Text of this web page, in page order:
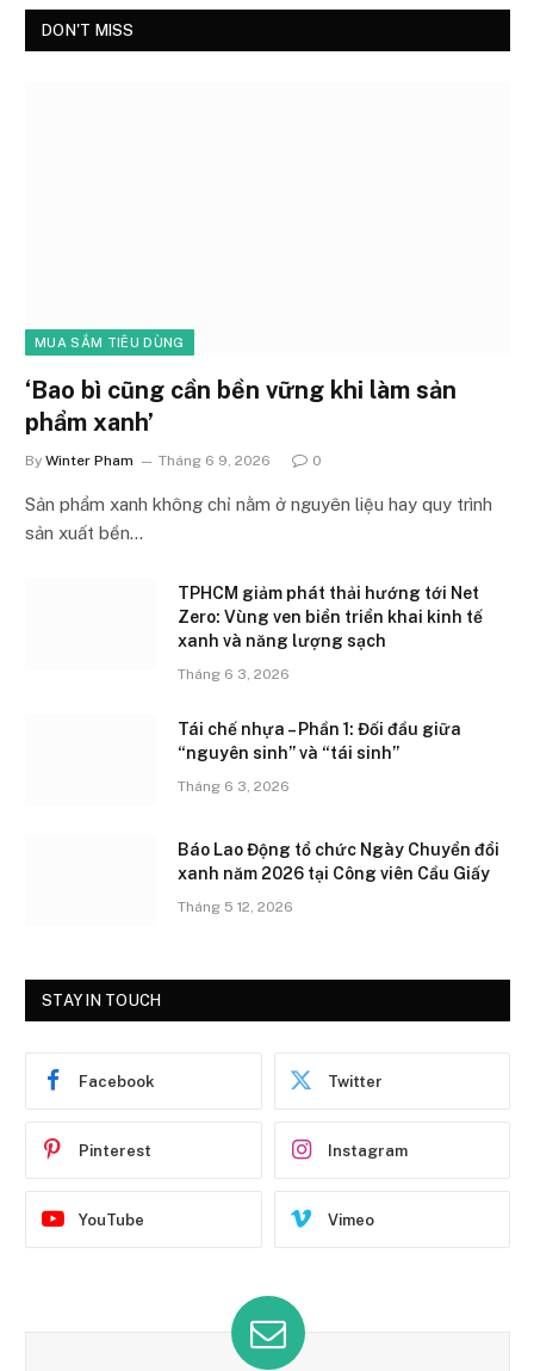
DON'T MISS
MUA SẮM TIÊU DÙNG
‘Bao bì cũng cần bền vững khi làm sản
phẩm xanh’
By Winter Pham Tháng 6 9, 2026 0
Sản phẩm xanh không chỉ nằm ở nguyên liệu hay quy trình
sản xuất bền…
TPHCM giảm phát thải hướng tới Net
Zero: Vùng ven biển triển khai kinh tế
xanh và năng lượng sạch
Tháng 6 3, 2026
Tái chế nhựa – Phần 1: Đối đầu giữa
“nguyên sinh” và “tái sinh”
Tháng 6 3, 2026
Báo Lao Động tổ chức Ngày Chuyển đổi
xanh năm 2026 tại Công viên Cầu Giấy
Tháng 5 12, 2026
STAY IN TOUCH
Facebook Twitter
Pinterest Instagram
YouTube Vimeo